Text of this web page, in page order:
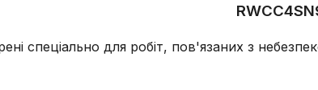
спеціально для робіт, пов'язаних з